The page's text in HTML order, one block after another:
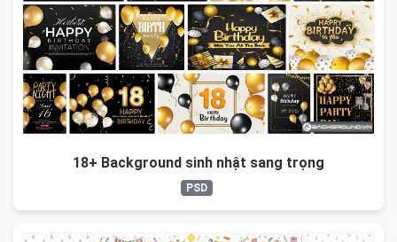
18+ Background sinh nhật sang trọng
PSD